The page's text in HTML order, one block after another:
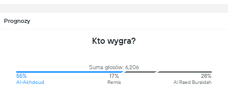
Prognozy
Kto wygra?
Suma głosów: 6,206
55%
Al-Akhdoud
17%
Remis
28%
Al Raed Buraidah